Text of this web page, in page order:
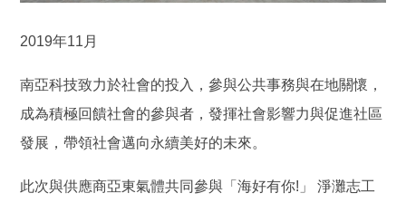
2019年11月
南亞科技致力於社會的投入，參與公共事務與在地關懷，
成為積極回饋社會的參與者，發揮社會影響力與促進社區
發展，帶領社會邁向永續美好的未來。
此次與供應商亞東氣體共同參與「海好有你!」 淨灘志工